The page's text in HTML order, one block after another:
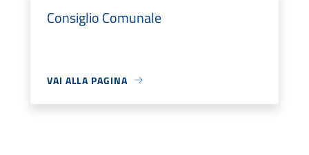
Consiglio Comunale
VAI ALLA PAGINA